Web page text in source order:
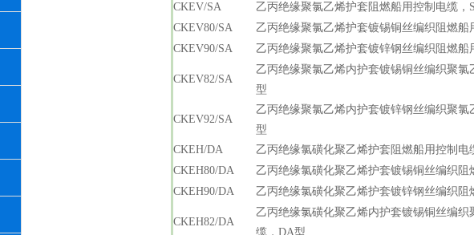
CKEV/SA
乙丙绝缘聚氯乙烯护套阻燃船用控制电缆，
CKEV80/SA
乙丙绝缘聚氯乙烯护套镀锡铜丝编织阻燃船
CKEV90/SA
乙丙绝缘聚氯乙烯护套镀锌钢丝编织阻燃船
CKEV82/SA
乙丙绝缘聚氯乙烯内护套镀锡铜丝编织聚
型
CKEV92/SA
乙丙绝缘聚氯乙烯内护套镀锌钢丝编织聚
型
CKEH/DA
乙丙绝缘氯磺化聚乙烯护套阻燃船用控制电
CKEH80/DA
乙丙绝缘氯磺化聚乙烯护套镀锡铜丝编织阻
CKEH90/DA
乙丙绝缘氯磺化聚乙烯护套镀锌钢丝编织阻
CKEH82/DA
乙丙绝缘氯磺化聚乙烯内护套镀锡铜丝编
缆，DA型